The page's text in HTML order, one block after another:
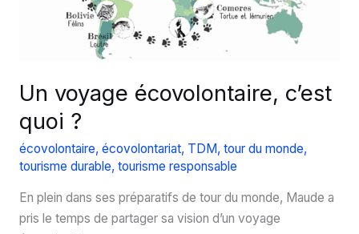
Un voyage écovolontaire, c’est
quoi ?
écovolontaire, écovolontariat, TDM, tour du monde,
tourisme durable, tourisme responsable
En plein dans ses préparatifs de tour du monde, Maude a
pris le temps de partager sa vision d’un voyage